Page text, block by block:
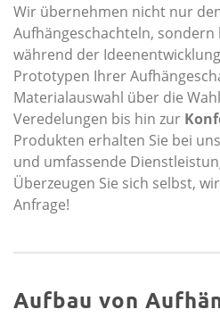
Wir übernehmen nicht nur
Aufhängeschachteln,
während der
Prototypen Ihrer
Materialauswahl über die
Veredelungen bis hin zur
Produkten erhalten Sie bei
und umfassende
Überzeugen Sie sich selbst,
Anfrage!
Aufbau von